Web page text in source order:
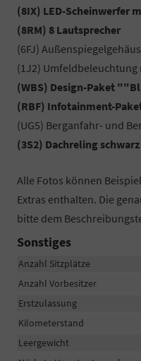
(8IX) LED-Scheinwerfer
(8RM) 8 Lautsprecher
(6FJ)
(1J2)
(WBS) Design-Paket
(RBF) Infotainment-
(UG5) Berganfahr- und
(3S2) Dachreling schwarz
Alle Fotos können
Extras enthalten. Die
bitte dem
Sonstiges
Anzahl Sitzplätze
Anzahl Vorbesitzer
Erstzulassung
Kilometerstand
Leergewicht